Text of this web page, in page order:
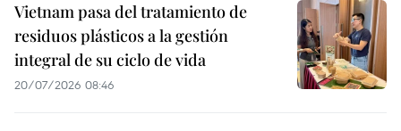
Vietnam pasa del tratamiento de
residuos plásticos a la gestión
integral de su ciclo de vida
20/07/2026 08:46